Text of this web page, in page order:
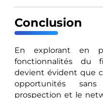
Conclusion
En explorant en
fonctionnalités du
devient évident que
opportunités
prospection et le